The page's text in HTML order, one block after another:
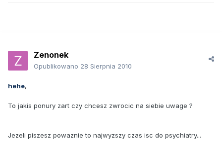
Zenonek
Opublikowano 28 Sierpnia 2010
hehe,
To jakis ponury zart czy chcesz zwrocic na siebie uwage ?
Jezeli piszesz powaznie to najwyzszy czas isc do psychiatry...